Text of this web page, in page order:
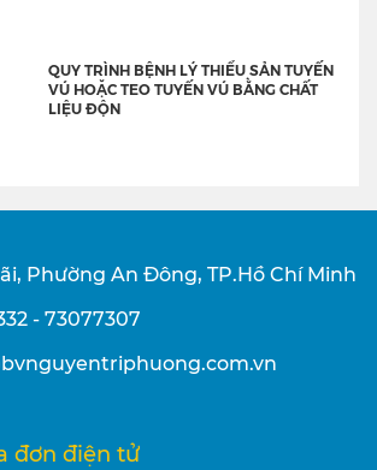
QUY TRÌNH BỆNH LÝ THIỂU SẢN TUYẾN
VÚ HOẶC TEO TUYẾN VÚ BẰNG CHẤT
LIỆU ĐỘN
Phường An Đông, TP.Hồ Chí Minh
- 73077307
đơn điện tử